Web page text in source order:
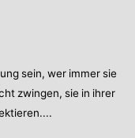
sein, wer immer sie
zwingen, sie in ihrer